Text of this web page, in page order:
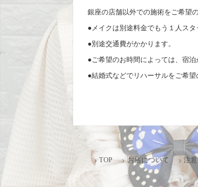
銀座の店舗以外での施術をご希望
●メイクは別途料金でもう１人スタ
●別途交通費がかかります。
●ご希望のお時間によっては、宿
●結婚式などでリハーサルをご希望
TOP お店について 注